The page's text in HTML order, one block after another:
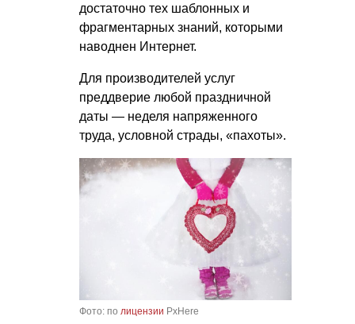
достаточно тех шаблонных и
фрагментарных знаний, которыми
наводнен Интернет.
Для производителей услуг
преддверие любой праздничной
даты — неделя напряженного
труда, условной страды, «пахоты».
Фото: по лицензии PxHere